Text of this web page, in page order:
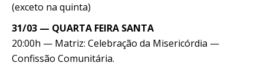
(exceto na quinta)
31/03 — QUARTA FEIRA SANTA
20:00h — Matriz: Celebração da Misericórdia —
Confissão Comunitária.